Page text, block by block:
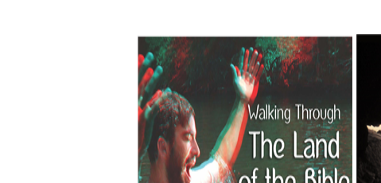
מיכאל מדינה ג'יימס צ'ארלסוורת'